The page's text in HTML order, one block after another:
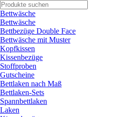
Bettwäsche
Bettwäsche
Bettbezüge Double Face
Bettwäsche mit Muster
Kopfkissen
Kissenbezüge
Stoffproben
Gutscheine
Bettlaken nach Maß
Bettlaken-Sets
Spannbettlaken
Laken